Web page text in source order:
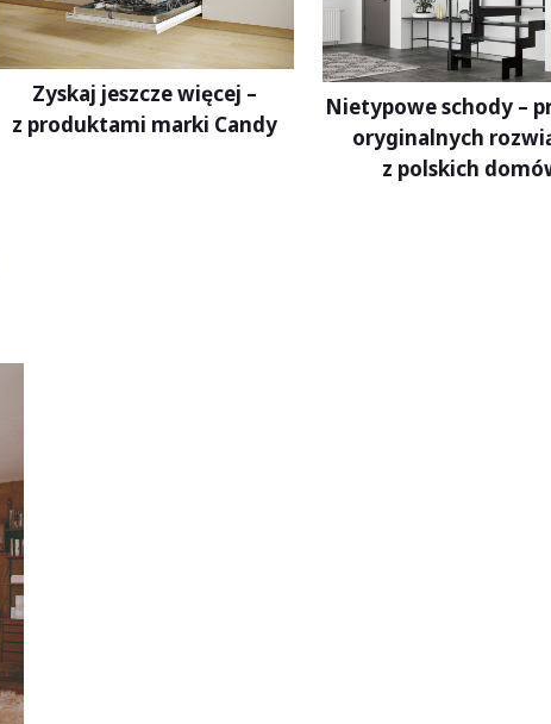
Zyskaj jeszcze więcej –
z produktami marki Candy
Nietypowe schody –
oryginalnych
z polskich